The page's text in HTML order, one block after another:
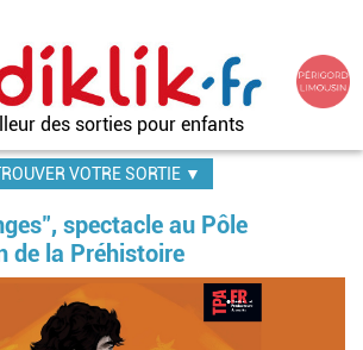
des sorties pour enfants
VOTRE SORTIE ▼
spectacle au Pôle
de la Préhistoire